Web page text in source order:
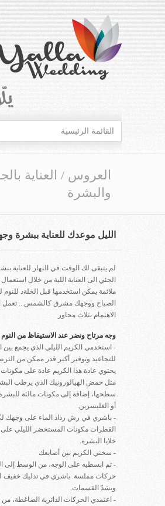
العروس / العناية
والبشرة
الليل موعدك للعناية ببشرة
لم يتبقى لك الوقت في النهار للعناية
الجئي الى العناية اللية من خلال
ملائمة يمكن استخدمها قبل الخلةد
الصباح ووجهك مشرق كالشمس... تعمل
الاهتمام بثلاث محاور
وجه مرتاح ونضر عند الاستيقاظ من النوم
- استخدمي الكريم الليلي الذي يجمع
للتجاعيد وتوفير أكبر قدر ممكن من
يحتوي عادة هذا الكريم عادة على
مثل حمض الهيالورونيك الذي يرطب
سطحها، إضافة إلى مكونات مالئة للبشرة
أو الغليسرين.
- باشري في رش رذاذ الماء على وجهك
القطرات مكونات المستحضر الليلي
خلايا البشرة.
- سخني الكريم بين أصابعك
- ثم ابسطيه على الوجه، من الوسط إلى
حركات مملسة. باشري في تدليك خفيف
ويشدّ القسمات.
- اعتمدي الحركات الدائرية الضاغطة، من